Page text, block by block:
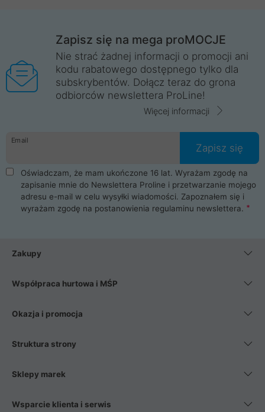
Zapisz się na mega proMOCJE
Nie strać żadnej informacji o promocji ani
kodu rabatowego dostępnego tylko dla
subskrybentów. Dołącz teraz do grona
odbiorców newslettera ProLine!
Więcej informacji
Email
Zapisz się
Oświadczam, że mam ukończone 16 lat. Wyrażam zgodę na
zapisanie mnie do Newslettera Proline i przetwarzanie mojego
adresu e-mail w celu wysyłki wiadomości. Zapoznałem się i
wyrażam zgodę na postanowienia regulaminu newslettera.
Zakupy
Współpraca hurtowa i MŚP
Okazja i promocja
Struktura strony
Sklepy marek
Wsparcie klienta i serwis